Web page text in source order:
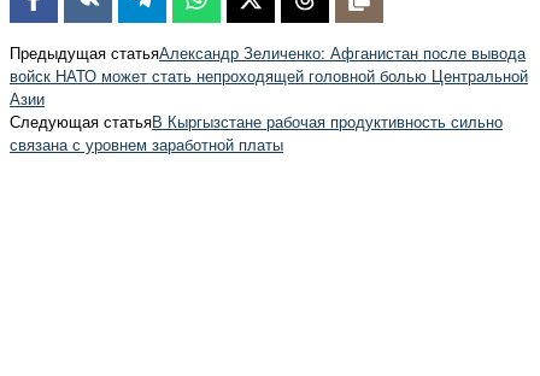
Предыдущая статьяАлександр Зеличенко: Афганистан после вывода
войск НАТО может стать непроходящей головной болью Центральной
Азии
Следующая статьяВ Кыргызстане рабочая продуктивность сильно
связана с уровнем заработной платы